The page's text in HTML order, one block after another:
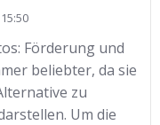
15:50
Förderung und
beliebter, da sie
zu
Um die